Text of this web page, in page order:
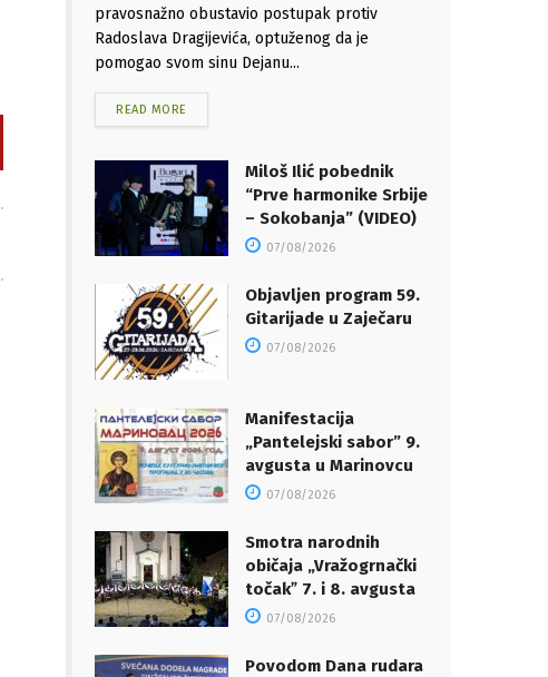
pravosnažno obustavio postupak protiv
Radoslava Dragijevića, optuženog da je
pomogao svom sinu Dejanu...
READ MORE
Miloš Ilić pobednik
“Prve harmonike Srbije
– Sokobanja” (VIDEO)
07/08/2026
Objavljen program 59.
Gitarijade u Zaječaru
07/08/2026
Manifestacija
„Pantelejski sabor” 9.
avgusta u Marinovcu
07/08/2026
Smotra narodnih
običaja „Vražogrnački
točakˮ 7. i 8. avgusta
07/08/2026
Povodom Dana rudara